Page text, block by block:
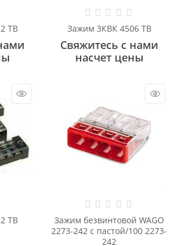
ТВ Зажим 3КВК 4506 ТВ
Свяжитесь с нами
насчет цены
ТВ
Зажим безвинтовой WAGO
2273-242 с пастой/100 2273-
242